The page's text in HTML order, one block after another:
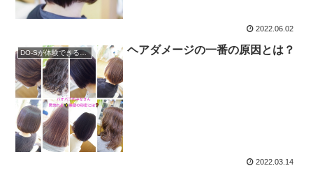
2022.06.02
DO-Sが体験できるサロン ヘアダメージの一番の原因とは？
2022.03.14